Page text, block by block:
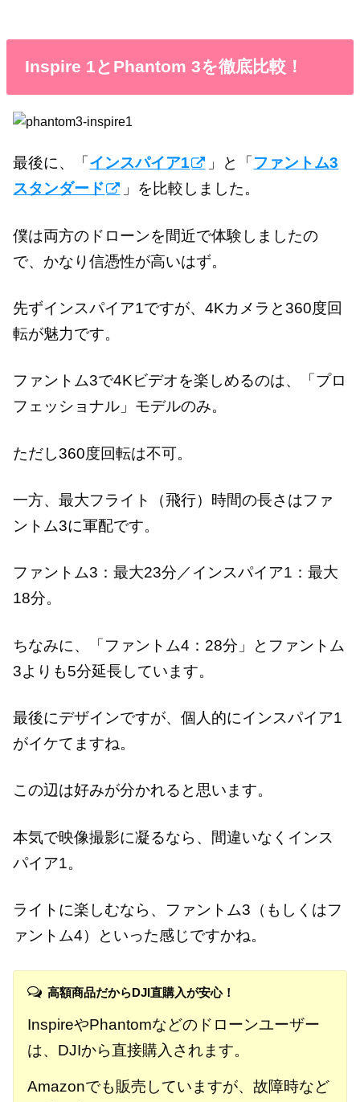
Inspire 1とPhantom 3を徹底比較！
最後に、「 インスパイア1 」と「 ファントム3
スタンダード
」を比較しました。
僕は両方のドローンを間近で体験しましたの
で、かなり信憑性が高いはず。
先ずインスパイア1ですが、4Kカメラと360度回
転が魅力です。
ファントム3で4Kビデオを楽しめるのは、「プロ
フェッショナル」モデルのみ。
ただし360度回転は不可。
一方、最大フライト（飛行）時間の長さはファ
ントム3に軍配です。
ファントム3：最大23分／インスパイア1：最大
18分。
ちなみに、「ファントム4：28分」とファントム
3よりも5分延長しています。
最後にデザインですが、個人的にインスパイア1
がイケてますね。
この辺は好みが分かれると思います。
本気で映像撮影に凝るなら、間違いなくインス
パイア1。
ライトに楽しむなら、ファントム3（もしくはフ
ァントム4）といった感じですかね。
高額商品だからDJI直購入が安心！
InspireやPhantomなどのドローンユーザー
は、DJIから直接購入されます。
Amazonでも販売していますが、故障時など